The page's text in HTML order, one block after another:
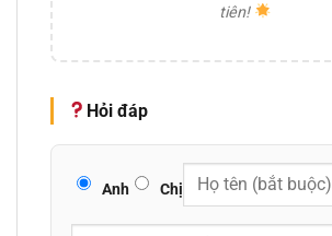
tiên!
Hỏi đáp
Anh Chị